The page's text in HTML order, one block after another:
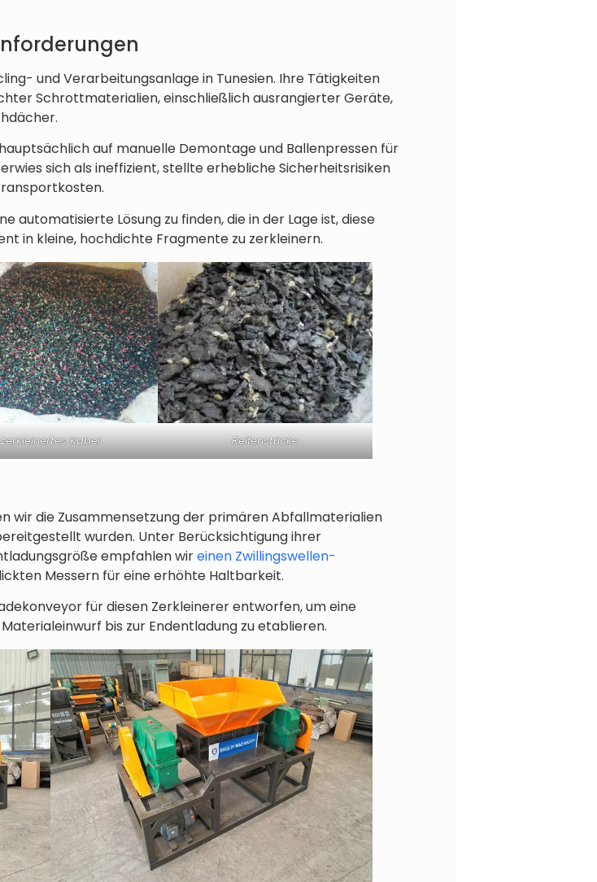
und Verarbeitungsanlage in Tunesien. Ihre Tätigkeiten
Schrottmaterialien, einschließlich ausrangierter Geräte,
auf manuelle Demontage und Ballenpressen für
sich als ineffizient, stellte erhebliche Sicherheitsrisiken
automatisierte Lösung zu finden, die in der Lage ist, diese
in kleine, hochdichte Fragmente zu zerkleinern.
zerkleinertes Kabel Reifenstücke
wir die Zusammensetzung der primären Abfallmaterialien
wurden. Unter Berücksichtigung ihrer
empfahlen wireinen Zwillingswellen-
Messern für eine erhöhte Haltbarkeit.
für diesen Zerkleinerer entworfen, um eine
bis zur Endentladung zu etablieren.